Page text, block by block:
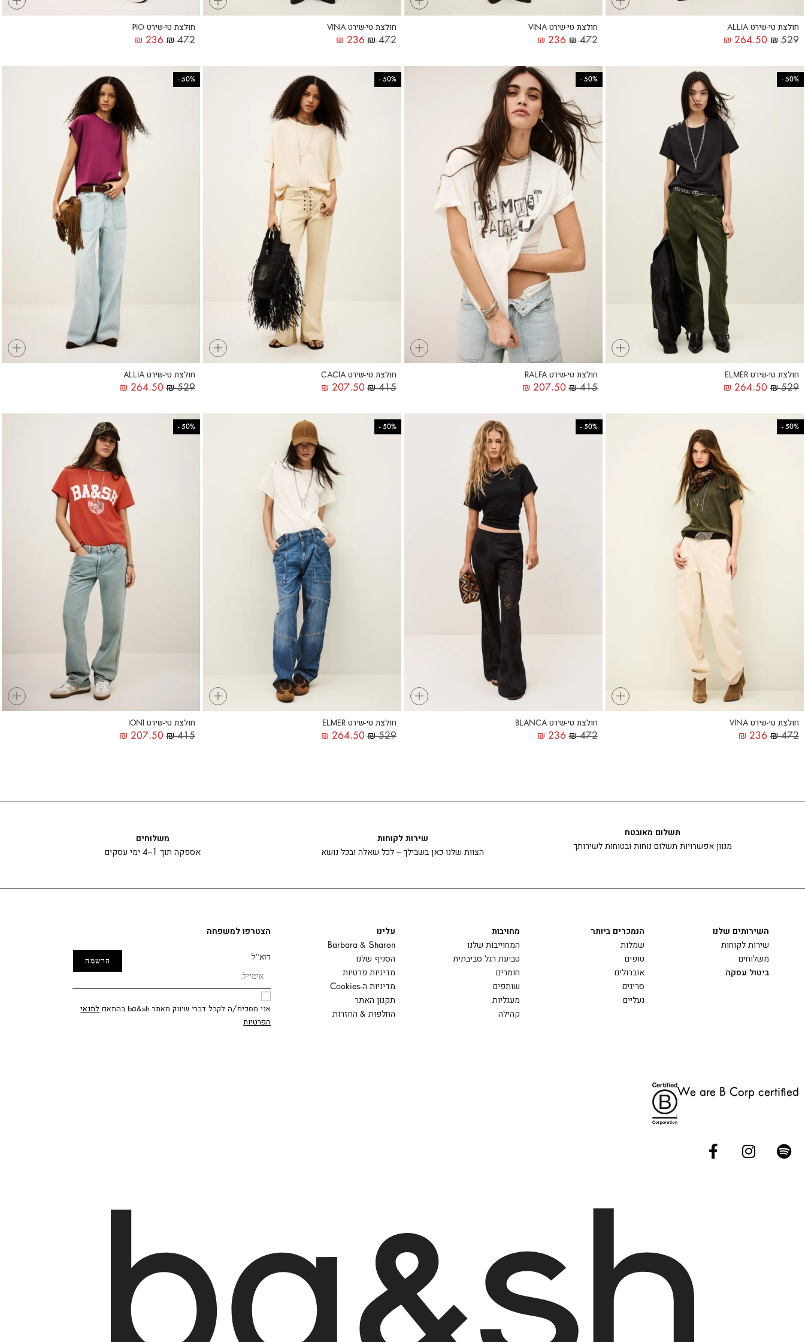
חולצת טי-שירט ALLIA
₪529
₪ 264.50
חולצת טי-שירט VINA
₪472
₪ 236
חולצת טי-שירט VINA
₪472
₪ 236
חולצת טי-שירט PIO
₪472
₪ 236
+
50%
-
חולצת טי-שירט ELMER
₪529
₪ 264.50
+
50%
-
חולצת טי-שירט RALFA
₪415
₪ 207.50
+
50%
-
חולצת טי-שירט CACIA
₪415
₪ 207.50
+
50%
-
חולצת טי-שירט ALLIA
₪529
₪ 264.50
+
50%
-
חולצת טי-שירט VINA
₪472
₪ 236
+
50%
-
חולצת טי-שירט BLANCA
₪472
₪ 236
+
50%
-
חולצת טי-שירט ELMER
₪529
₪ 264.50
+
50%
-
חולצת טי-שירט IONI
₪415
₪ 207.50
תשלום מאובטח
מגוון אפשרויות תשלום נוחות ובטוחות לשירותך
שירות לקוחות
הצוות שלנו כאן בשבילך – לכל שאלה ובכל נושא
משלוחים
אספקה תוך 1–4 ימי עסקים
השירותים שלנו
שירות לקוחות
משלוחים
ביטול עסקה
הנמכרים ביותר
שמלות
טופים
אוברולים
סריגים
נעליים
מחויבות
המחוייבות שלנו
טביעת רגל סביבתית
חומרים
שותפים
מעגליות
קהילה
עלינו
Barbara & Sharon
הסניף שלנו
מדיניות פרטיות
מדיניות ה-Cookies
תקנון האתר
החלפות & החזרות
הצטרפו למשפחה
דוא"ל
אני מסכימ/ה לקבל דברי שיווק מאתר ba&sh בהתאם
לתנאי
הפרטיות
We are B Corp certified